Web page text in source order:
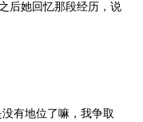
后她回忆那段经历，说
有地位了嘛，我争取